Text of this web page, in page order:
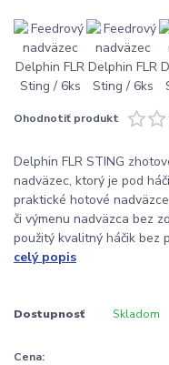
Ohodnotiť produkt
Delphin FLR STING
nadväzec, ktorý je pod
praktické hotové
či výmenu nadväzca bez
použitý kvalitný háčik bez
celý popis
Dostupnosť Skladom
Cena: